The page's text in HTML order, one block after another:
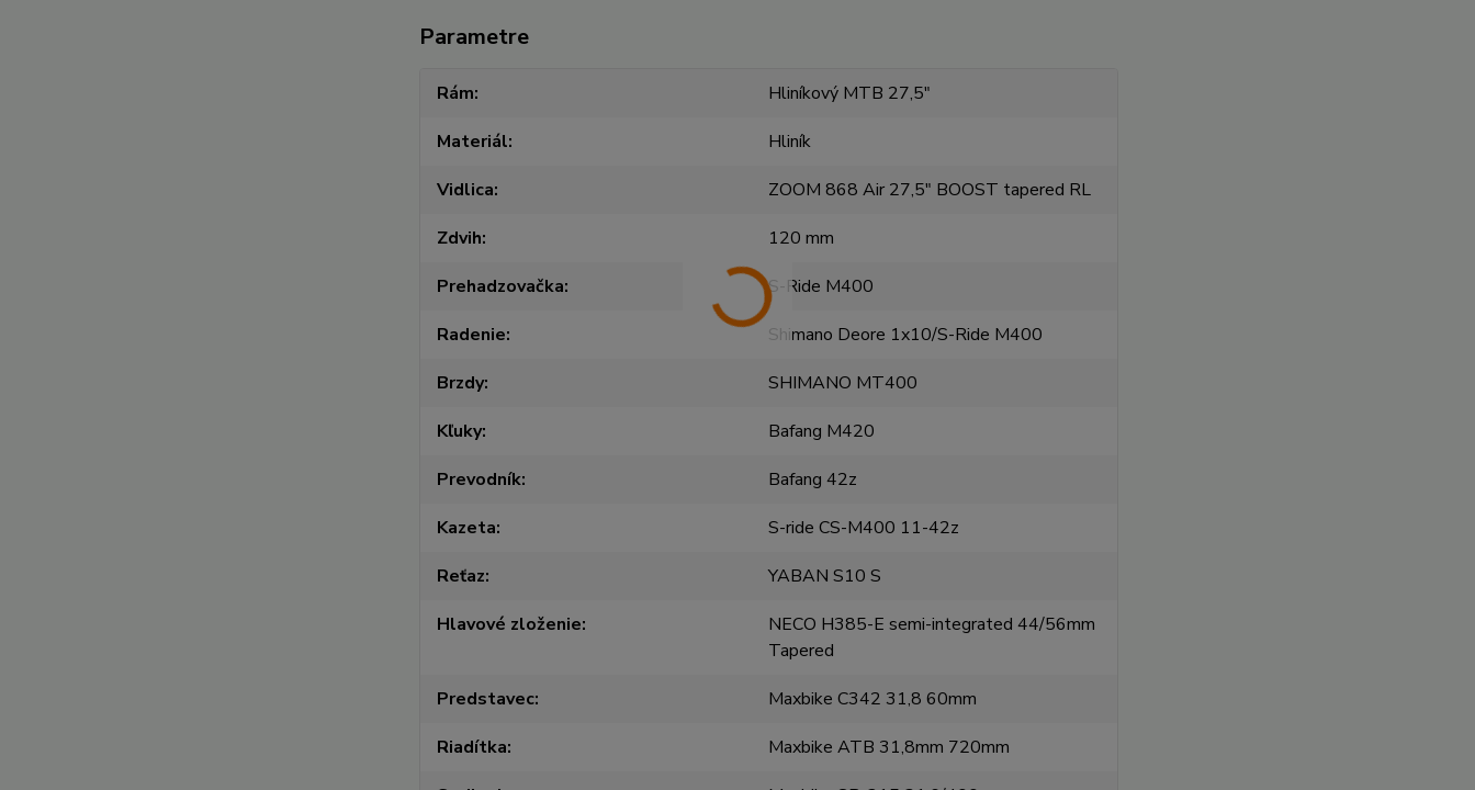
Parametre
Rám
Hliníkový MTB 27,5"
Materiál
Hliník
Vidlica
ZOOM 868 Air 27,5" BOOST tapered RL
Zdvih
120 mm
Prehadzovačka
S-Ride M400
Radenie
Shimano Deore 1x10/S-Ride M400
Brzdy
SHIMANO MT400
Kľuky
Bafang M420
Prevodník
Bafang 42z
Kazeta
S-ride CS-M400 11-42z
Reťaz
YABAN S10 S
Hlavové zloženie
NECO H385-E semi-integrated 44/56mm
Tapered
Predstavec
Maxbike C342 31,8 60mm
Riadítka
Maxbike ATB 31,8mm 720mm